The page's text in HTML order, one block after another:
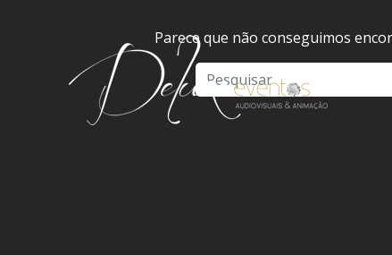
Parece que não conseguimos